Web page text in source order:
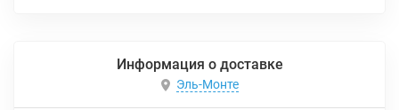
Информация о доставке
Эль-Монте